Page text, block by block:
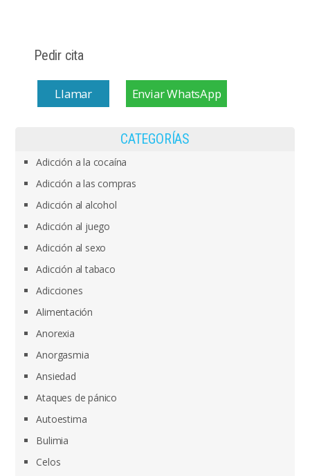
Pedir cita
Llamar Enviar WhatsApp
CATEGORÍAS
Adicción a la cocaína
Adicción a las compras
Adicción al alcohol
Adicción al juego
Adicción al sexo
Adicción al tabaco
Adicciones
Alimentación
Anorexia
Anorgasmia
Ansiedad
Ataques de pánico
Autoestima
Bulimia
Celos